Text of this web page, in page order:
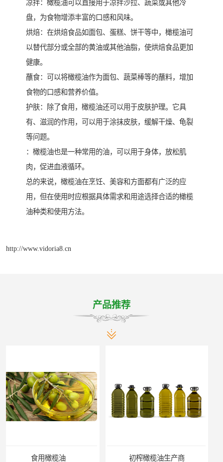
凉拌：橄榄油可以直接用于凉拌沙拉、蔬菜或其他冷
盘，为食物增添丰富的口感和风味。
烘焙：在烘焙食品如面包、蛋糕、饼干等中，橄榄油可
以替代部分或全部的黄油或其他油脂，使烘焙食品更加
健康。
蘸食：可以将橄榄油作为面包、蔬菜棒等的蘸料，增加
食物的口感和营养价值。
护肤：除了食用，橄榄油还可以用于皮肤护理。它具
有、滋润的作用，可以用于涂抹皮肤，缓解干燥、龟裂
等问题。
：橄榄油也是一种常用的油，可以用于身体，放松肌
肉，促进血液循环。
总的来说，橄榄油在烹饪、美容和方面都有广泛的应
用，但在使用时应根据具体需求和用途选择合适的橄榄
油种类和使用方法。
http://www.vidoria8.cn
产品推荐
初榨橄榄油生产商 初榨橄榄油